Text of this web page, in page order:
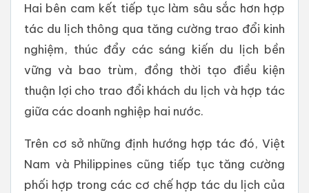
Hai bên cam kết tiếp tục làm sâu sắc hơn hợp
tác du lịch thông qua tăng cường trao đổi kinh
nghiệm, thúc đẩy các sáng kiến du lịch bền
vững và bao trùm, đồng thời tạo điều kiện
thuận lợi cho trao đổi khách du lịch và hợp tác
giữa các doanh nghiệp hai nước.
Trên cơ sở những định hướng hợp tác đó, Việt
Nam và Philippines cũng tiếp tục tăng cường
phối hợp trong các cơ chế hợp tác du lịch của